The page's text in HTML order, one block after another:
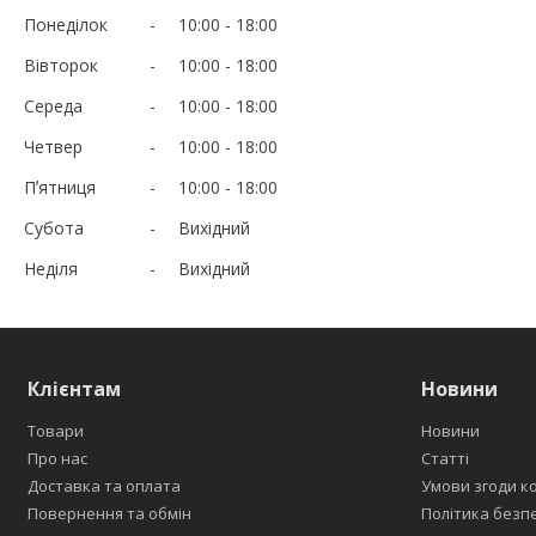
Понеділок 10:00
18:00
Вівторок
10:00
18:00
Середа
10:00
18:00
Четвер
10:00
18:00
Пʼятниця
10:00
18:00
Субота
Вихідний
Неділя
Вихідний
Клієнтам
Товари
Про нас
Доставка та оплата
Повернення та обмін
Новини
Новини
Статті
Умови згоди
Політика